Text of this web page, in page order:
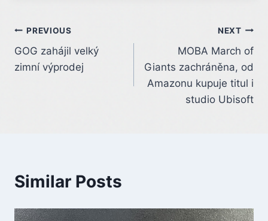
Post
navigation
PREVIOUS
GOG zahájil velký
zimní výprodej
NEXT
MOBA March of
Giants zachráněna, od
Amazonu kupuje titul i
studio Ubisoft
Similar Posts